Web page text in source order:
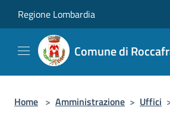
Regione Lombardia
Comune di
Home > Amministrazione > Uffici